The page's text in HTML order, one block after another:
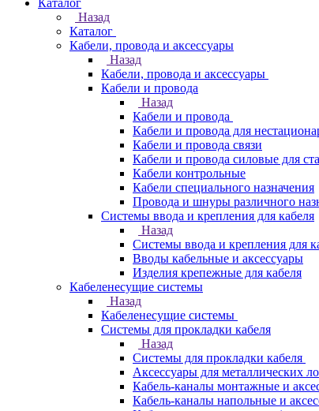
Каталог
Назад
Каталог
Кабели, провода и аксессуары
Назад
Кабели, провода и аксессуары
Кабели и провода
Назад
Кабели и провода
Кабели и провода для
Кабели и провода связи
Кабели и провода силовые для
Кабели контрольные
Кабели специального назначения
Провода и шнуры различного
Системы ввода и крепления для кабеля
Назад
Системы ввода и крепления для
Вводы кабельные и аксессуары
Изделия крепежные для кабеля
Кабеленесущие системы
Назад
Кабеленесущие системы
Системы для прокладки кабеля
Назад
Системы для прокладки кабеля
Аксессуары для металлических
Кабель-каналы монтажные и
Кабель-каналы напольные и